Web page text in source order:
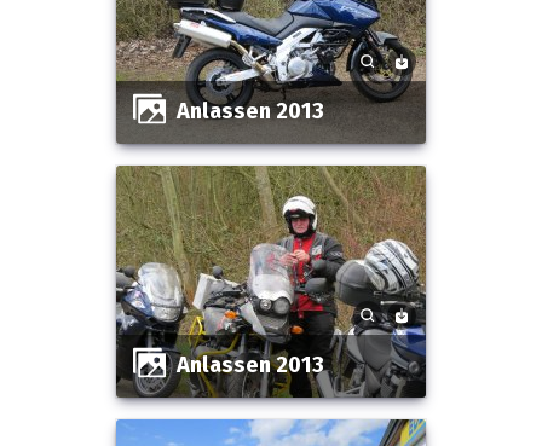
Anlassen 2013
Anlassen 2013